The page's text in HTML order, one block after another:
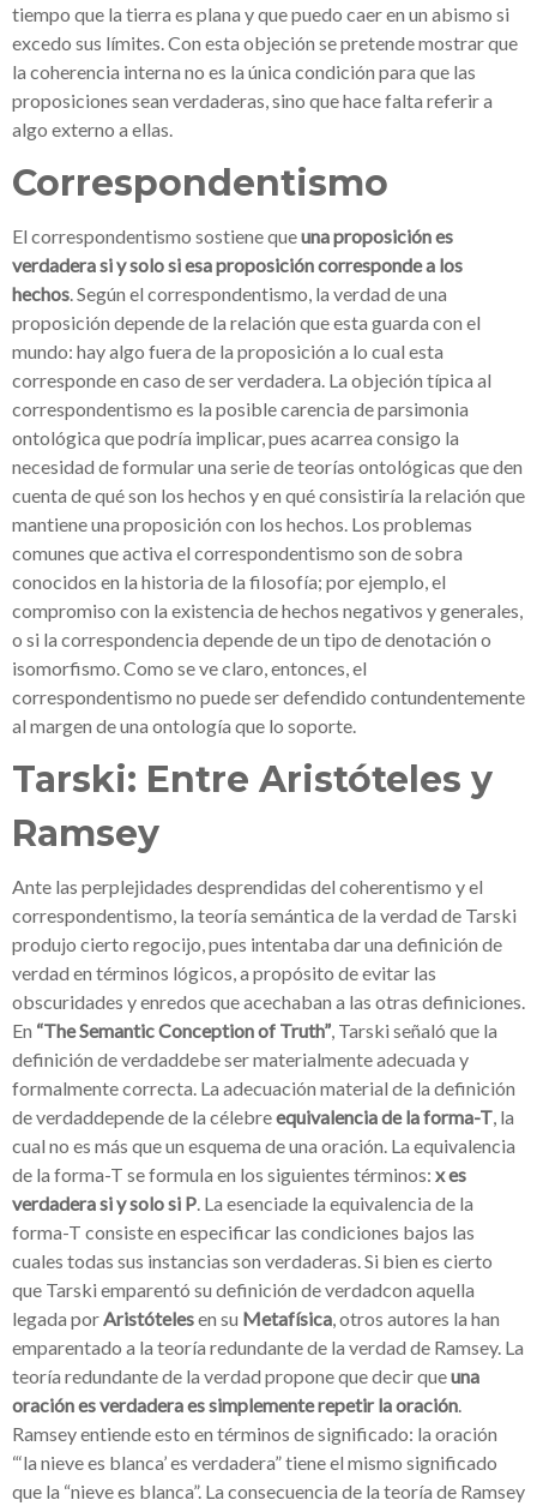
tiempo que la tierra es plana y que puedo caer en un abismo si
excedo sus límites. Con esta objeción se pretende mostrar que
la coherencia interna no es la única condición para que las
proposiciones sean verdaderas, sino que hace falta referir a
algo externo a ellas.
Correspondentismo
El correspondentismo sostiene queuna proposición es
verdadera si y solo si esa proposición corresponde a los
hechos. Según el correspondentismo, la verdad de una
proposición depende de la relación que esta guarda con el
mundo: hay algo fuera de la proposición a lo cual esta
corresponde en caso de ser verdadera. La objeción típica al
correspondentismo es la posible carencia de parsimonia
ontológica que podría implicar, pues acarrea consigo la
necesidad de formular una serie de teorías ontológicas que den
cuenta de qué son los hechos y en qué consistiría la relación que
mantiene una proposición con los hechos. Los problemas
comunes que activa el correspondentismo son de sobra
conocidos en la historia de la filosofía; por ejemplo, el
compromiso con la existencia de hechos negativos y generales,
o si la correspondencia depende de un tipo de denotación o
isomorfismo. Como se ve claro, entonces, el
correspondentismo no puede ser defendido contundentemente
al margen de una ontología que lo soporte.
Tarski: Entre Aristóteles y
Ramsey
Ante las perplejidades desprendidas del coherentismo y el
correspondentismo, la teoría semántica de la verdad de Tarski
produjo cierto regocijo, pues intentaba dar una definición de
verdad en términos lógicos, a propósito de evitar las
obscuridades y enredos que acechaban a las otras definiciones.
En “The Semantic Conception of Truth”, Tarski señaló que la
definición de verdaddebe ser materialmente adecuada y
formalmente correcta. La adecuación material de la definición
de verdaddepende de la célebreequivalencia de la forma-T, la
cual no es más que un esquema de una oración. La equivalencia
de la forma-T se formula en los siguientes términos: x es
verdadera si y solo si P. La esenciade la equivalencia de la
forma-T consiste en especificar las condiciones bajos las
cuales todas sus instancias son verdaderas. Si bien es cierto
que Tarski emparentó su definición de verdadcon aquella
legada porAristótelesen su Metafísica, otros autores la han
emparentado a la teoría redundante de la verdad de Ramsey. La
teoría redundante de la verdad propone que decir queuna
oración es verdadera es simplemente repetir la oración.
Ramsey entiende esto en términos de significado: la oración
“‘la nieve es blanca’ es verdadera” tiene el mismo significado
que la “nieve es blanca”. La consecuencia de la teoría de Ramsey